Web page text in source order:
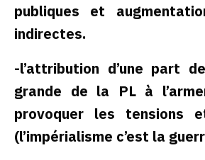
publiques et
indirectes.
-l’attribution d’une part
grande de la PL à
provoquer les tensions
(l’impérialisme c’est la